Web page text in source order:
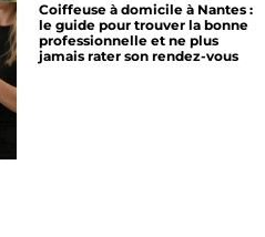
Coiffeuse à domicile à Nantes :
le guide pour trouver la bonne
professionnelle et ne plus
jamais rater son rendez-vous